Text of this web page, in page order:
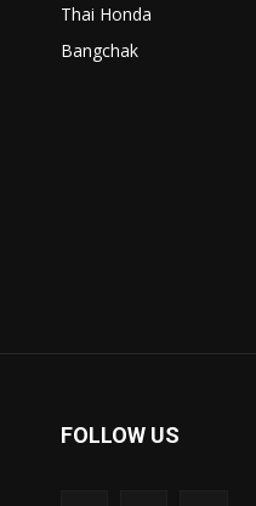
Thai Honda
Bangchak
FOLLOW US